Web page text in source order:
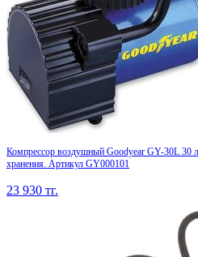
Компрессор воздушный Goodyear GY-30L 30
хранения. Артикул GY000101
23 930 тг.